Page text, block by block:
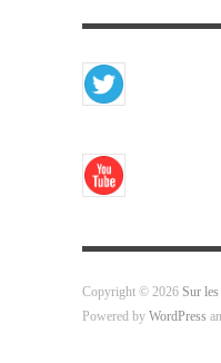
Copyright © 2026 Sur
Powered by WordPress